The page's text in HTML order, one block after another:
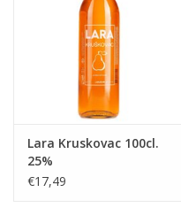
Wijnglazen - openers -karaffen
Lara Kruskovac 100cl.
25%
€17,49